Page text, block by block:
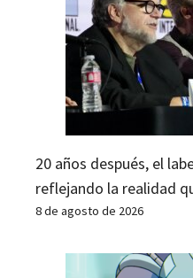
20 años después, el
reflejando la realidad
8 de agosto de 2026